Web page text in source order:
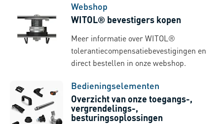
Webshop
WITOL® bevestigers kopen
Meer informatie over WITOL®
tolerantiecompensatiebevestigingen en
direct bestellen in onze webshop.
Bedieningselementen
Overzicht van onze toegangs-,
vergrendelings-,
besturingsoplossingen